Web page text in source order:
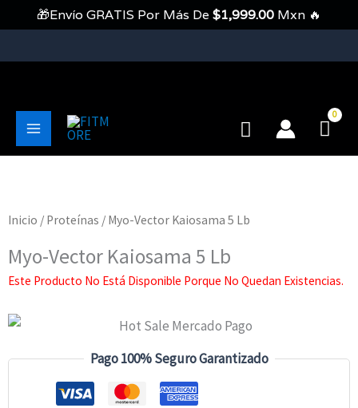
Contenido
Main
Buscar
Inicio / Proteínas / Myo-Vector Kaiosama 5 Lb
Myo-Vector Kaiosama 5 Lb
Este Producto No Está Disponible Porque No Quedan Existencias.
Pago 100% Seguro Garantizado
🎁Envío GRATIS Por Más De $1,999.00 Mxn 🔥